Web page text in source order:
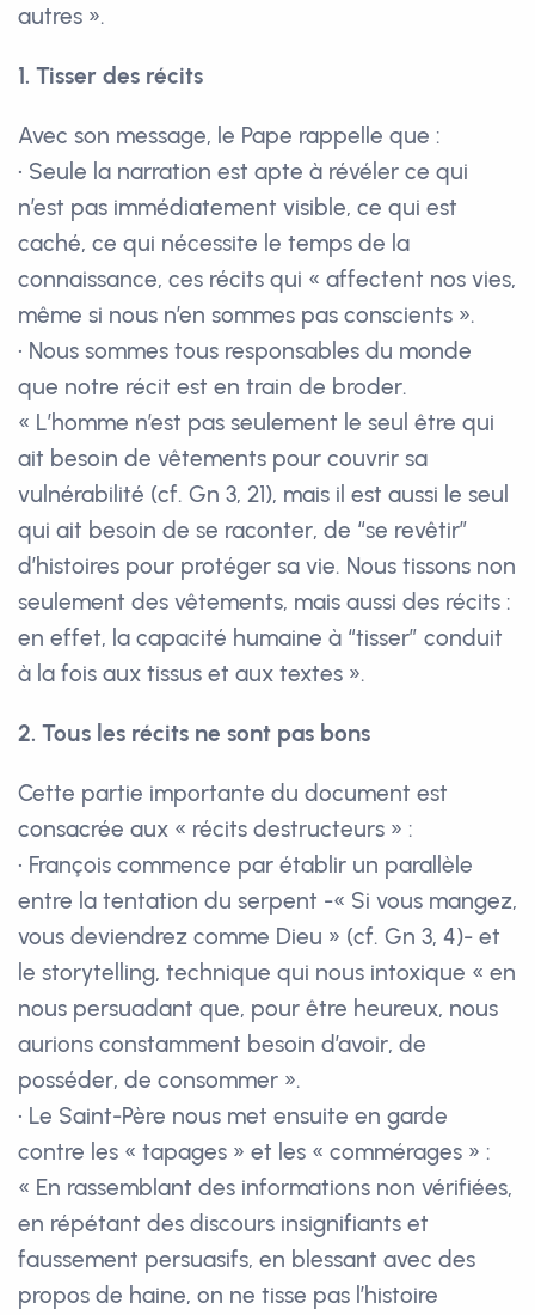
autres ».
1. Tisser des récits
Avec son message, le Pape rappelle que :
• Seule la narration est apte à révéler ce qui
n’est pas immédiatement visible, ce qui est
caché, ce qui nécessite le temps de la
connaissance, ces récits qui « affectent nos vies,
même si nous n’en sommes pas conscients ».
• Nous sommes tous responsables du monde
que notre récit est en train de broder.
« L’homme n’est pas seulement le seul être qui
ait besoin de vêtements pour couvrir sa
vulnérabilité (cf. Gn 3, 21), mais il est aussi le seul
qui ait besoin de se raconter, de “se revêtir”
d’histoires pour protéger sa vie. Nous tissons non
seulement des vêtements, mais aussi des récits :
en effet, la capacité humaine à “tisser” conduit
à la fois aux tissus et aux textes ».
2. Tous les récits ne sont pas bons
Cette partie importante du document est
consacrée aux « récits destructeurs » :
• François commence par établir un parallèle
entre la tentation du serpent -« Si vous mangez,
vous deviendrez comme Dieu » (cf. Gn 3, 4)- et
le storytelling, technique qui nous intoxique « en
nous persuadant que, pour être heureux, nous
aurions constamment besoin d’avoir, de
posséder, de consommer ».
• Le Saint-Père nous met ensuite en garde
contre les « tapages » et les « commérages » :
« En rassemblant des informations non vérifiées,
en répétant des discours insignifiants et
faussement persuasifs, en blessant avec des
propos de haine, on ne tisse pas l’histoire